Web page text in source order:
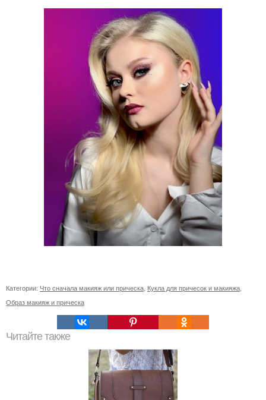
Категории: Что сначала макияж или прическа, Кукла для причесок и макияжа,
Образ макияж и прическа
Читайте также